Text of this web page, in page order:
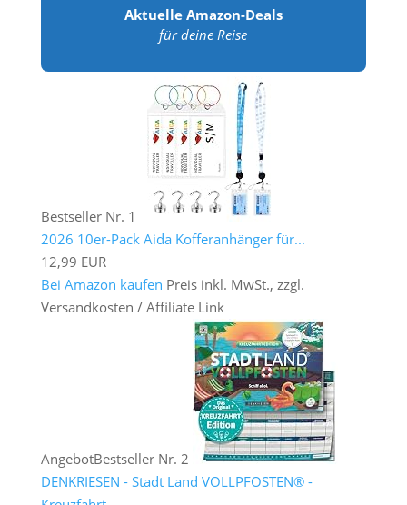
Aktuelle Amazon-Deals
für deine Reise
Bestseller Nr. 1
2026 10er-Pack Aida Kofferanhänger für...
12,99 EUR
Bei Amazon kaufen Preis inkl. MwSt., zzgl.
Versandkosten / Affiliate Link
AngebotBestseller Nr. 2
DENKRIESEN - Stadt Land VOLLPFOSTEN® -